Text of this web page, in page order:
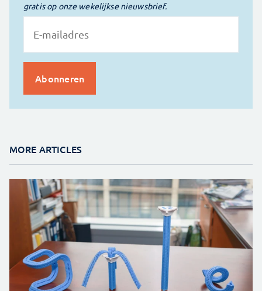
gratis op onze wekelijkse nieuwsbrief.
MORE ARTICLES